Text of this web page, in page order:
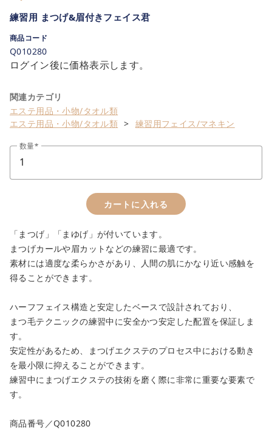
練習用 まつげ&眉付きフェイス君
商品コード
Q010280
ログイン後に価格表示します。
関連カテゴリ
エステ用品・小物/タオル類
エステ用品・小物/タオル類
練習用フェイス/マネキン
数量
カートに入れる
「まつげ」「まゆげ」が付いています。
まつげカールや眉カットなどの練習に最適です。
素材には適度な柔らかさがあり、人間の肌にかなり近い感触を
得ることができます。
ハーフフェイス構造と安定したベースで設計されており、
まつ毛テクニックの練習中に安全かつ安定した配置を保証しま
す。
安定性があるため、まつげエクステのプロセス中における動き
を最小限に抑えることができます。
練習中にまつげエクステの技術を磨く際に非常に重要な要素で
す。
商品番号／Q010280